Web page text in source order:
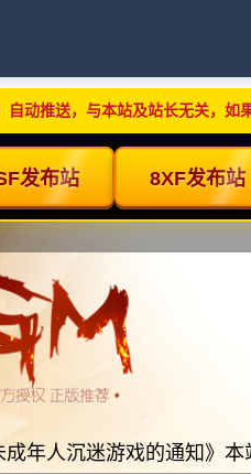
动推送，与本站及站长无关，如